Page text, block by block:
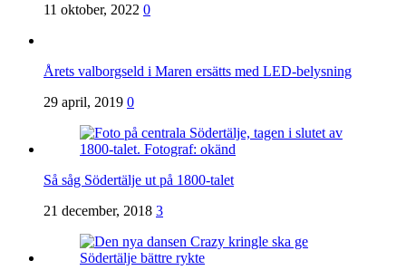
11 oktober, 2022 0
Årets valborgseld i Maren ersätts med LED-belysning
29 april, 2019 0
Så såg Södertälje ut på 1800-talet
21 december, 2018 3